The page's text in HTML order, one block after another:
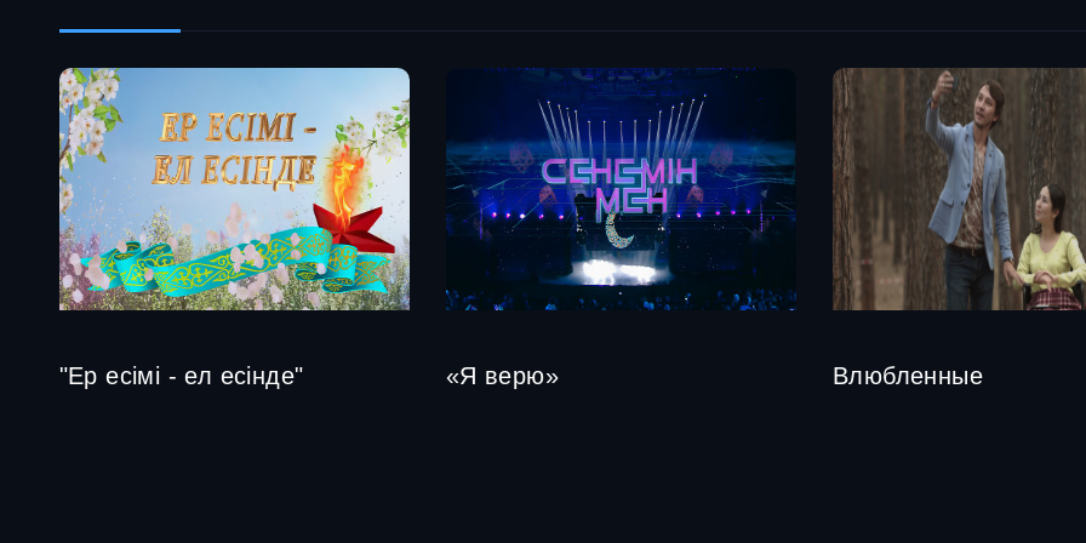
"Ер есімі - ел есінде" «Я верю» Влюбленные